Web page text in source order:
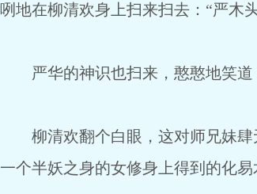
咧地在柳清欢身上扫来扫去：“严木
严华的神识也扫来，憨憨地笑道
柳清欢翻个白眼，这对师兄妹肆
一个半妖之身的女修身上得到的化